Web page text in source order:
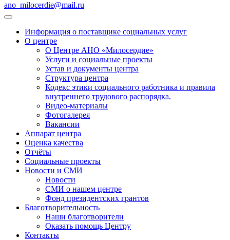
ano_milocerdie@mail.ru
Информация о поставщике социальных услуг
О центре
О Центре АНО «Милосердие»
Услуги и социальные проекты
Устав и документы центра
Структура центра
Кодекс этики социального работника и правила
внутреннего трудового распорядка.
Видео-материалы
Фотогалерея
Вакансии
Аппарат центра
Оценка качества
Отчёты
Социальные проекты
Новости и СМИ
Новости
СМИ о нашем центре
Фонд президентских грантов
Благотворительность
Наши благотворители
Оказать помощь Центру
Контакты